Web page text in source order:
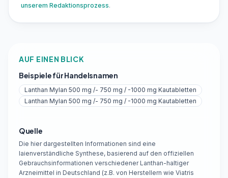
unserem Redaktionsprozess.
AUF EINEN BLICK
Beispiele für Handelsnamen
Lanthan Mylan 500 mg /- 750 mg / -1000 mg Kautabletten
Lanthan Mylan 500 mg /- 750 mg / -1000 mg Kautabletten
Quelle
Die hier dargestellten Informationen sind eine
laienverständliche Synthese, basierend auf den offiziellen
Gebrauchsinformationen verschiedener Lanthan-haltiger
Arzneimittel in Deutschland (z.B. von Herstellern wie Viatris